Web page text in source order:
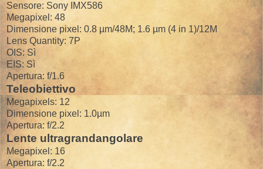
Sensore: Sony IMX586
Megapixel: 48
Dimensione pixel: 0.8 µm/48M; 1.6 µm (4 in 1)/12M
Lens Quantity: 7P
OIS: Sì
EIS: Sì
Apertura: f/1.6
Teleobiettivo
Megapixels: 12
Dimensione pixel: 1.0µm
Apertura: f/2.2
Lente ultragrandangolare
Megapixel: 16
Apertura: f/2.2